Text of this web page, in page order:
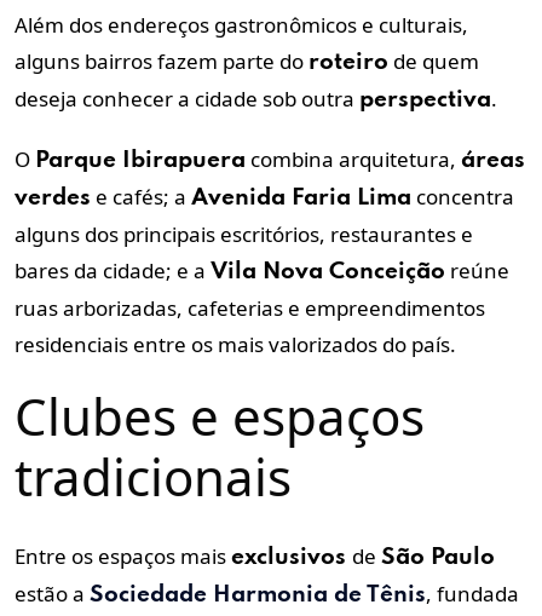
Além dos endereços gastronômicos e culturais,
alguns bairros fazem parte do roteiro de quem
deseja conhecer a cidade sob outra perspectiva.
O Parque Ibirapuera combina arquitetura, áreas
verdes e cafés; a Avenida Faria Lima concentra
alguns dos principais escritórios, restaurantes e
bares da cidade; e a Vila Nova Conceição reúne
ruas arborizadas, cafeterias e empreendimentos
residenciais entre os mais valorizados do país.
Clubes e espaços
tradicionais
Entre os espaços mais exclusivos de São Paulo
estão a Sociedade Harmonia de Tênis, fundada